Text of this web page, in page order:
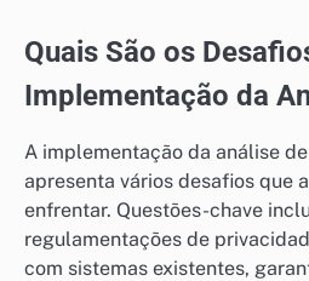
Quais São os
Implementação da
A implementação da análise
apresenta vários desafios que
enfrentar. Questões-chave
regulamentações de
com sistemas existentes,